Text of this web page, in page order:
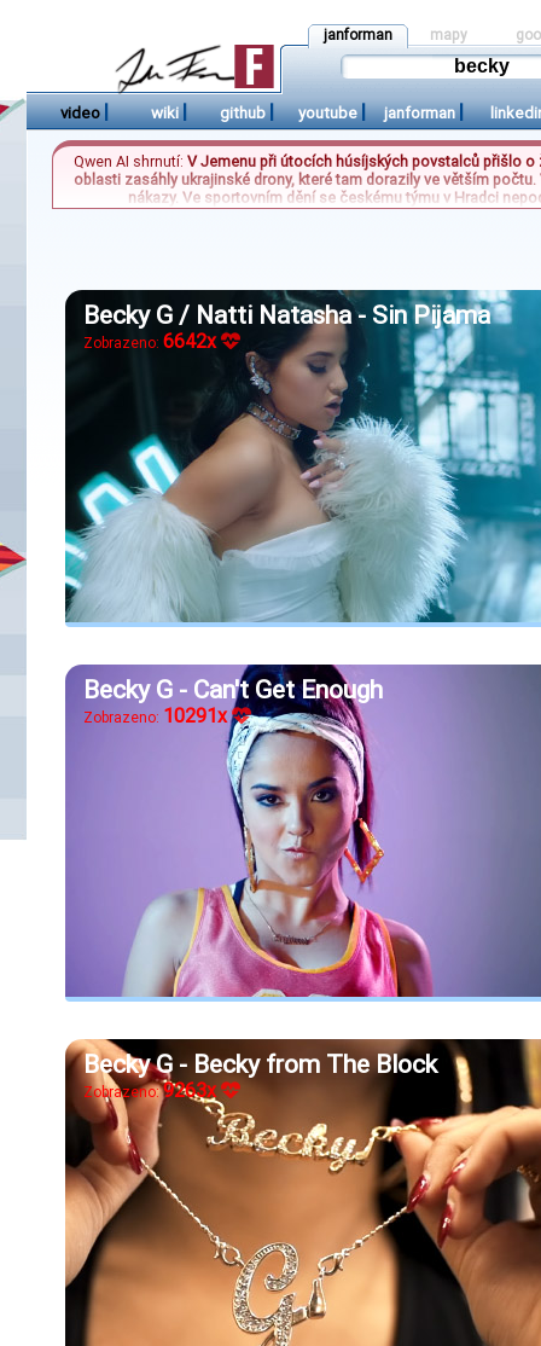
janforman mapy
video | wiki | github | youtube | janforman |
Qwen AI shrnutí:V Jemenu při útocích húsíjských povstalců přišlo
oblasti zasáhly ukrajinské drony, které tam dorazily ve větším
nákazy. Ve sportovním dění se českému týmu v Hradci
Becky G / Natti Natasha - Sin Pijama
Zobrazeno: 6642x
Becky G - Can't Get Enough
Zobrazeno: 10291x
Becky G - Becky from The Block
Zobrazeno:9263x